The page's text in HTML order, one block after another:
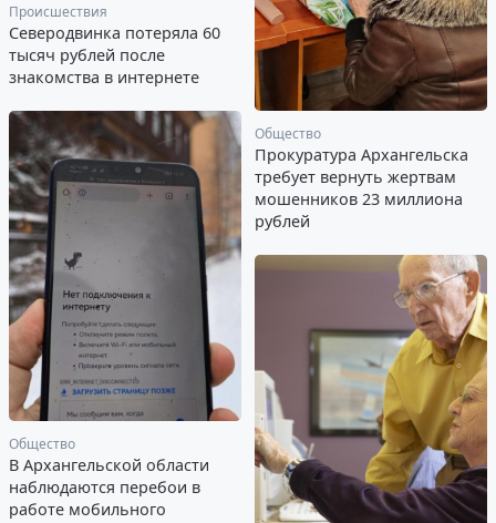
Происшествия
Северодвинка потеряла 60
тысяч рублей после
знакомства в интернете
Общество
Прокуратура Архангельска
требует вернуть жертвам
мошенников 23 миллиона
рублей
Общество
В Архангельской области
наблюдаются перебои в
работе мобильного